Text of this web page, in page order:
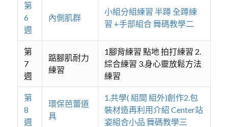
第
6
週
內側肌群
小組分組練習 半蹲 全蹲練
習 +手部組合 舞碼教學二
第
7
週
踮腳肌耐力
練習
1腳背練習 點地 拍打練習 2.
綜合練習 3.身心靈放鬆方法
練習
第
8
週
環保芭蕾道
具
1.共學( 組間 組外)創作2.包
裝材造再利用介紹 Center站
姿組合小品 舞碼教學三